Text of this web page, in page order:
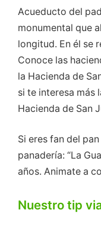
Acueducto del
monumental que
longitud. En él se
Conoce las
la Hacienda de
si te interesa más
Hacienda de San
Si eres fan del
panadería: “La
años. Animate a
Nuestro tip